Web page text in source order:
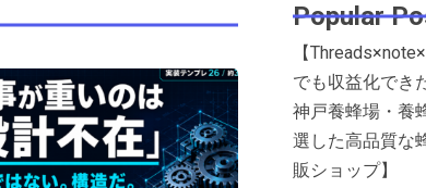
Popular
【
でも収益化でき
神戸養蜂場・養
選した高品質な
販ショップ】